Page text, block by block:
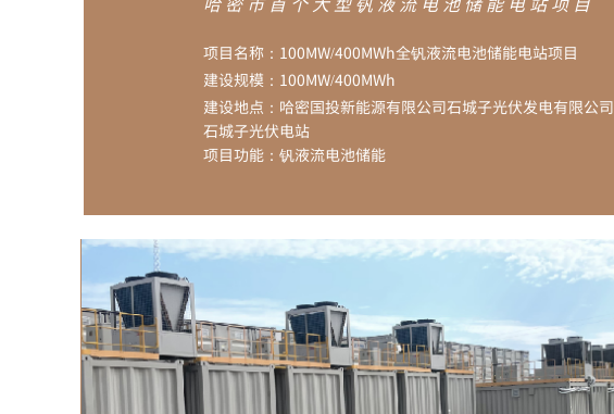
项目名称： 100MW/400MWh全钒液流电池储能电站项目
建设规模： 100MW/400MWh
建设地点： 哈密国投新能源有限公司石城子光伏发电有限公司
石城子光伏电站
项目功能： 钒液流电池储能